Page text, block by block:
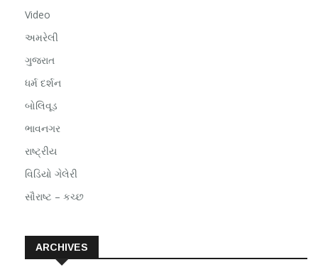
Video
અમરેલી
ગુજરાત
ધર્મ દર્શન
બોલિવૂડ
ભાવનગર
રાષ્ટ્રીય
વિડિયો ગેલેરી
સૌરાષ્ટ – કચ્છ
ARCHIVES